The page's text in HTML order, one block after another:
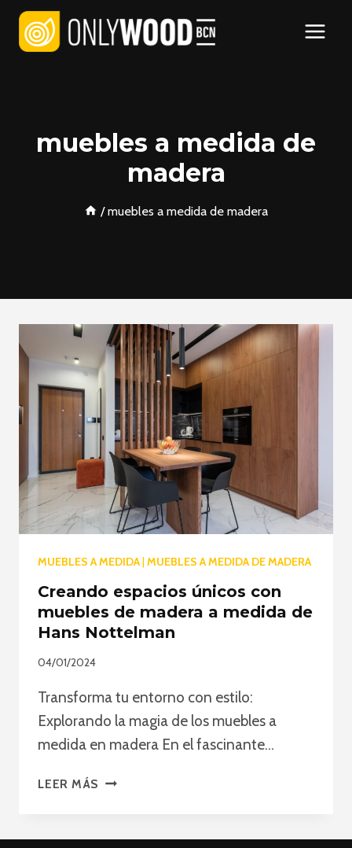
Saltar
contenido
muebles a medida de
madera
/ muebles a medida de madera
MUEBLES A MEDIDA| MUEBLES A MEDIDA DE MADERA
Creando espacios únicos con
muebles de madera a medida de
Hans Nottelman
04/01/2024
Transforma tu entorno con estilo:
Explorando la magia de los muebles a
medida en madera En el fascinante…
LEER MÁS CREANDO
CON